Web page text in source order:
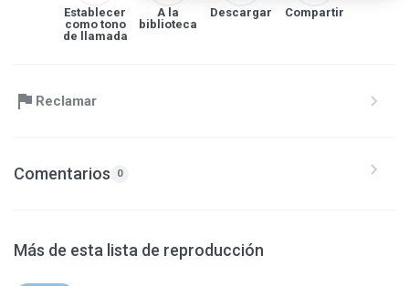
Establecer
como tono
de llamada
A la
biblioteca
Descargar Compartir
Reclamar
Comentarios 0
Más de esta lista de reproducción